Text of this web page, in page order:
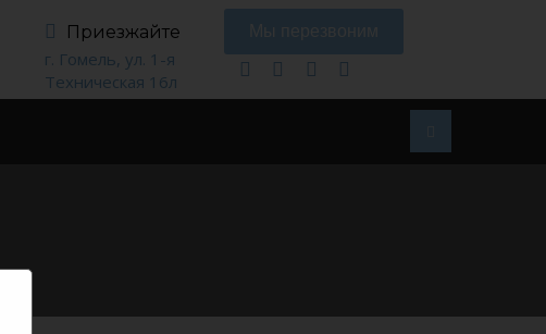
Приезжайте
г. Гомель, ул. 1-я
Техническая 16л